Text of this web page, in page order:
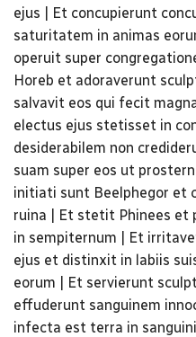
ejus | Et concupierunt
saturitatem in animas
operuit super
Horeb et adoraverunt
salvavit eos qui fecit
electus ejus stetisset in
desiderabilem non
suam super eos ut
initiati sunt Beelphegor et
ruina | Et stetit Phinees et
in sempiternum | Et
ejus et distinxit in labiis
eorum | Et servierunt
effuderunt sanguinem
infecta est terra in